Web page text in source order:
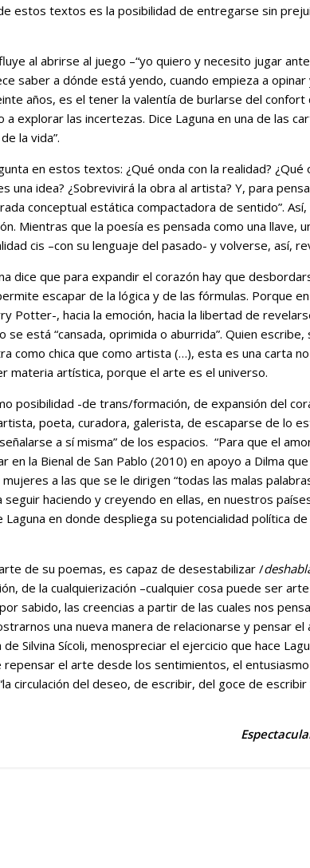
estos textos es la posibilidad de entregarse sin
al abrirse al juego –“yo quiero y necesito jugar
saber a dónde está yendo, cuando empieza a
años, es el tener la valentía de burlarse del confort
explorar las incertezas. Dice Laguna en una de las
la vida”.
en estos textos: ¿Qué onda con la realidad? ¿Qué
una idea? ¿Sobrevivirá la obra al artista? Y, para
conceptual estática compactadora de sentido”.
Mientras que la poesía es pensada como una llave,
cis –con su lenguaje del pasado- y volverse, así,
dice que para expandir el corazón hay que
escapar de la lógica y de las fórmulas. Porque
Potter-, hacia la emoción, hacia la libertad de
está “cansada, oprimida o aburrida”. Quien
como chica que como artista (…), esta es una carta
materia artística, porque el arte es el universo.
posibilidad -de trans/formación, de expansión del
poeta, curadora, galerista, de escaparse de lo
a sí misma” de los espacios. “Para que el
la Bienal de San Pablo (2010) en apoyo a Dilma
a las que se le dirigen “todas las malas
haciendo y creyendo en ellas, en nuestros
en donde despliega su potencialidad política
de su poemas, es capaz de desestabilizar /
de la cualquierización –cualquier cosa puede ser
sabido, las creencias a partir de las cuales nos
una nueva manera de relacionarse y pensar
Silvina Sícoli, menospreciar el ejercicio que hace
el arte desde los sentimientos, el
del deseo, de escribir, del goce de